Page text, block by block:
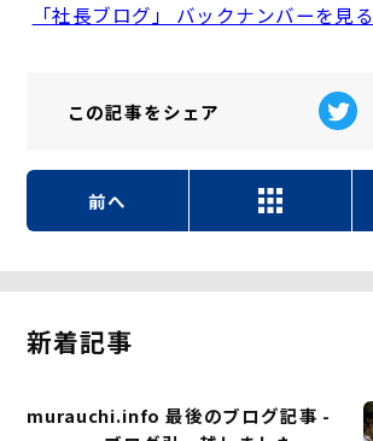
「社長ブログ」 バックナンバーを見る
この記事をシェア
前へ
新着記事
murauchi.info 最後のブログ記事 -